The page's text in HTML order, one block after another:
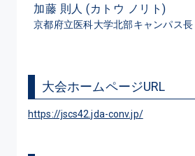
加藤 則人 (カトウ ノリト)
京都府立医科大学北部キャンパス長
大会ホームページURL
https://jscs42.jda-conv.jp/